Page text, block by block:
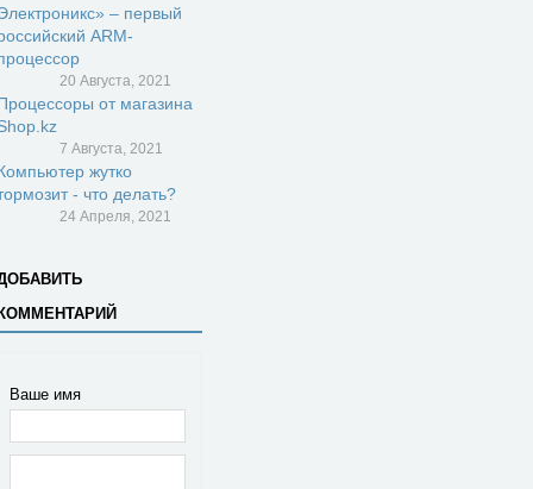
– первый
ARM-
20 Августа, 2021
от магазина
7 Августа, 2021
жутко
- что делать?
24 Апреля, 2021
Ваше имя